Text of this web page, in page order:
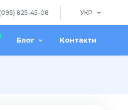
825-45-08 УКР
Блог Контакти